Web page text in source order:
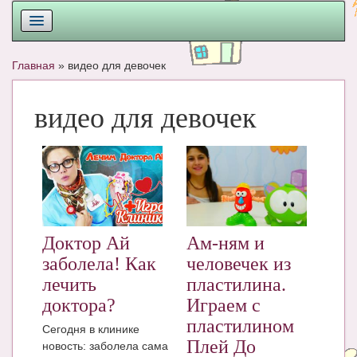
НОВОРОЖДЕННЫЙ
РАЗВИТИЕ
ВОПРОС-ОТВЕТ
КНИГИ
Рекомендовано
ПСИХОЛОГИЯ
Главная » видео для девочек
видео для девочек
Доктор Ай
заболела! Как
лечить
доктора?
Сегодня в клинике
новость: заболела сама
Ам-ням и
человечек из
пластилина.
Играем с
пластилином
Плей До